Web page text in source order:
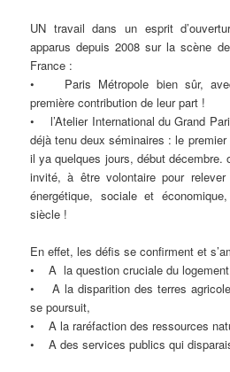
UN travail dans un esprit
apparus depuis 2008 sur la scène
France :
• Paris Métropole bien sûr,
première contribution de leur part !
• l’Atelier International du Grand
déjà tenu deux séminaires : le
il ya quelques jours, début
invité, à être volontaire pour
énergétique, sociale et
siècle !
En effet, les défis se confirment et
• A la question cruciale du
• A la disparition des terres
se poursuit,
• A la raréfaction des ressources
• A des services publics qui